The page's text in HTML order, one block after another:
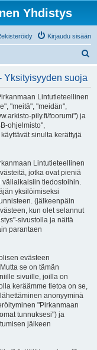
Yhdistys
Kirjaudu sisään
Yksityisyyden suoja
Lintutieteellinen
"meitä", "meidän",
pily.fi/foorumi") ja
ohjelmisto",
sinulta kerättyjä
Lintutieteellinen
jotka ovat pieniä
väliaikaisiin tiedostoihin.
yksilöimiseksi
(jälkeenpäin
kun olet selannut
sivustolla ja näitä
parantaen
evästeen
se on tämän
sivuille, joilla on
keräämme tietoa on se,
anonyyminä
"Pirkanmaan
tunnuksesi") ja
jälkeen